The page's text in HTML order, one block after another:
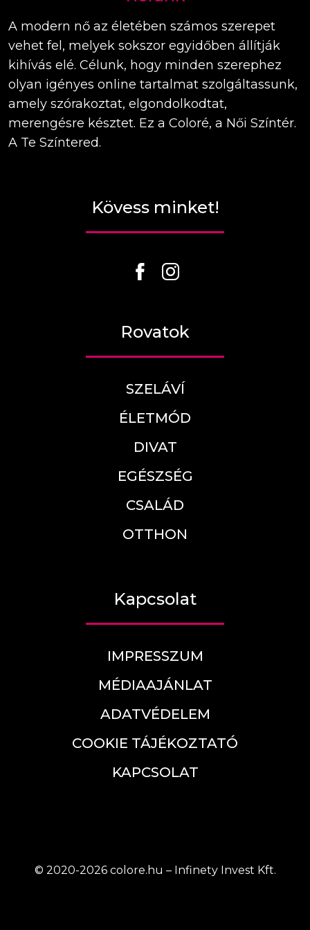
A modern nő az életében számos szerepet
vehet fel, melyek sokszor egyidőben állítják
kihívás elé. Célunk, hogy minden szerephez
olyan igényes online tartalmat szolgáltassunk,
amely szórakoztat, elgondolkodtat,
merengésre késztet. Ez a Coloré, a Női Színtér.
A Te Színtered.
Kövess minket!
Rovatok
SZELÁVÍ
ÉLETMÓD
DIVAT
EGÉSZSÉG
CSALÁD
OTTHON
Kapcsolat
IMPRESSZUM
MÉDIAAJÁNLAT
ADATVÉDELEM
COOKIE TÁJÉKOZTATÓ
KAPCSOLAT
© 2020-2026 colore.hu – Infinety Invest Kft.